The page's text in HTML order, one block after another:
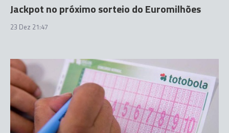
Jackpot no próximo sorteio do Euromilhões
23 Dez 21:47